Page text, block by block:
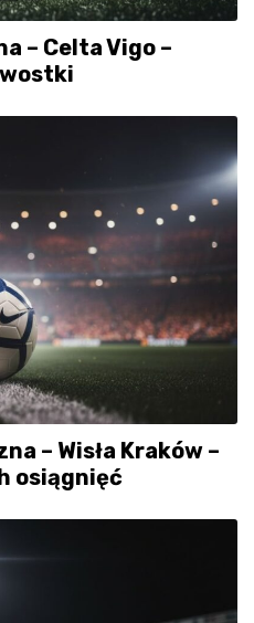
– Celta Vigo –
– Wisła Kraków –
osiągnięć